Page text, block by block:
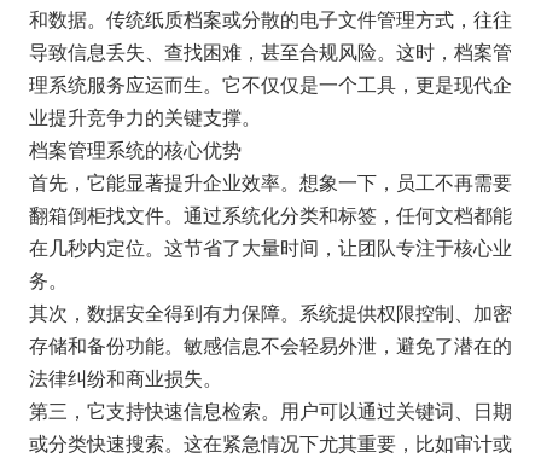
和数据。传统纸质档案或分散的电子文件管理方式，往往
导致信息丢失、查找困难，甚至合规风险。这时，档案管
理系统服务应运而生。它不仅仅是一个工具，更是现代企
业提升竞争力的关键支撑。
档案管理系统的核心优势
首先，它能显著提升企业效率。想象一下，员工不再需要
翻箱倒柜找文件。通过系统化分类和标签，任何文档都能
在几秒内定位。这节省了大量时间，让团队专注于核心业
务。
其次，数据安全得到有力保障。系统提供权限控制、加密
存储和备份功能。敏感信息不会轻易外泄，避免了潜在的
法律纠纷和商业损失。
第三，它支持快速信息检索。用户可以通过关键词、日期
或分类快速搜索。这在紧急情况下尤其重要，比如审计或